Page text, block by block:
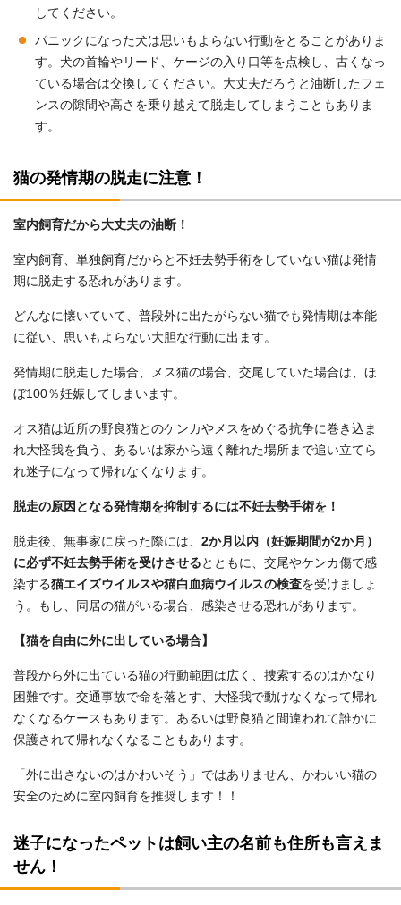
してください。
パニックになった犬は思いもよらない行動をとることがありま
す。犬の首輪やリード、ケージの入り口等を点検し、古くなっ
ている場合は交換してください。大丈夫だろうと油断したフェ
ンスの隙間や高さを乗り越えて脱走してしまうこともありま
す。
猫の発情期の脱走に注意！
室内飼育だから大丈夫の油断！
室内飼育、単独飼育だからと不妊去勢手術をしていない猫は発情
期に脱走する恐れがあります。
どんなに懐いていて、普段外に出たがらない猫でも発情期は本能
に従い、思いもよらない大胆な行動に出ます。
発情期に脱走した場合、メス猫の場合、交尾していた場合は、ほ
ぼ100％妊娠してしまいます。
オス猫は近所の野良猫とのケンカやメスをめぐる抗争に巻き込ま
れ大怪我を負う、あるいは家から遠く離れた場所まで追い立てら
れ迷子になって帰れなくなります。
脱走の原因となる発情期を抑制するには不妊去勢手術を！
脱走後、無事家に戻った際には、 2か月以内（妊娠期間が2か月）
に必ず不妊去勢手術を受けさせる とともに、交尾やケンカ傷で感
染する猫エイズウイルスや猫白血病ウイルスの検査を受けましょ
う。もし、同居の猫がいる場合、感染させる恐れがあります。
【猫を自由に外に出している場合】
普段から外に出ている猫の行動範囲は広く、捜索するのはかなり
困難です。交通事故で命を落とす、大怪我で動けなくなって帰れ
なくなるケースもあります。あるいは野良猫と間違われて誰かに
保護されて帰れなくなることもあります。
「外に出さないのはかわいそう」ではありません、かわいい猫の
安全のために室内飼育を推奨します！！
迷子になったペットは飼い主の名前も住所も言えま
せん！